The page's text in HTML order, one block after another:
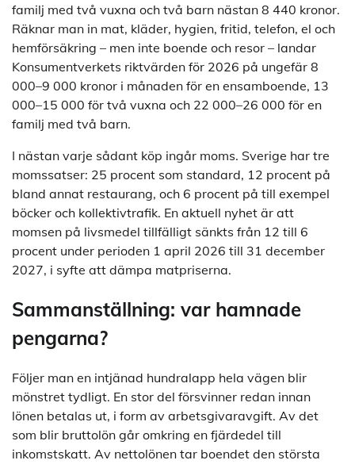
familj med två vuxna och två barn nästan 8 440 kronor.
Räknar man in mat, kläder, hygien, fritid, telefon, el och
hemförsäkring – men inte boende och resor – landar
Konsumentverkets riktvärden för 2026 på ungefär 8
000–9 000 kronor i månaden för en ensamboende, 13
000–15 000 för två vuxna och 22 000–26 000 för en
familj med två barn.
I nästan varje sådant köp ingår moms. Sverige har tre
momssatser: 25 procent som standard, 12 procent på
bland annat restaurang, och 6 procent på till exempel
böcker och kollektivtrafik. En aktuell nyhet är att
momsen på livsmedel tillfälligt sänkts från 12 till 6
procent under perioden 1 april 2026 till 31 december
2027, i syfte att dämpa matpriserna.
Sammanställning: var hamnade
pengarna?
Följer man en intjänad hundralapp hela vägen blir
mönstret tydligt. En stor del försvinner redan innan
lönen betalas ut, i form av arbetsgivaravgift. Av det
som blir bruttolön går omkring en fjärdedel till
inkomstskatt. Av nettolönen tar boendet den största